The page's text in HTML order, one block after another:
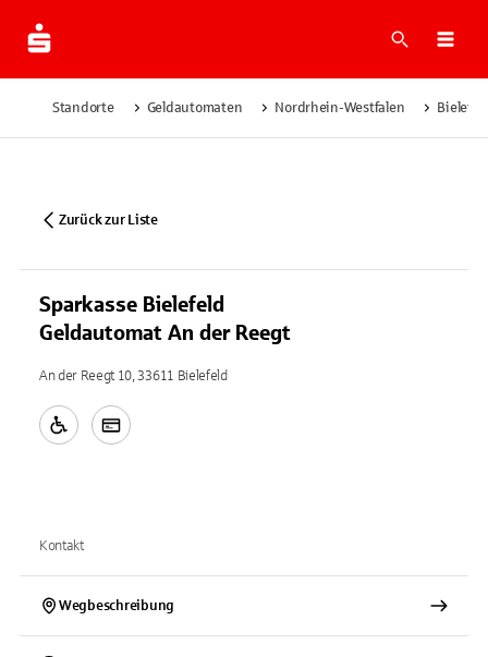
Suche
Standorte Geldautomaten Nordrhein-Westfalen
Zurück zur Liste
Sparkasse Bielefeld
Geldautomat An der Reegt
An der Reegt 10, 33611 Bielefeld
Kontakt
Wegbeschreibung